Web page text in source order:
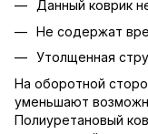
Данный коврик
Не содержат
Утолщенная
На оборотной
уменьшают
Полиуретановый